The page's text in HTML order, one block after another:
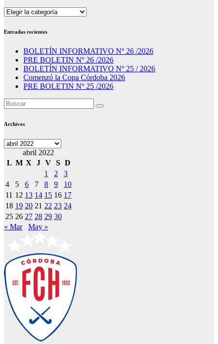
Secciones
Entradas recientes
BOLETÍN INFORMATIVO Nº 26 /2026
PRE BOLETIN Nº 26 /2026
BOLETÍN INFORMATIVO Nº 25 / 2026
Comenzó la Copa Córdoba 2026
PRE BOLETIN Nº 25 /2026
Archivos
Archivos
abril 2022
L M X J V S D
1
2
3
4
5 6 7 8 9
10
11 12 13 14 15 16 17
18 19 20 21 22 23 24
25 26 27 28 29 30
« Mar
May »